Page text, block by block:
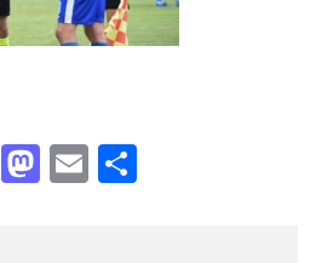
Facebook
Mastodon
Email